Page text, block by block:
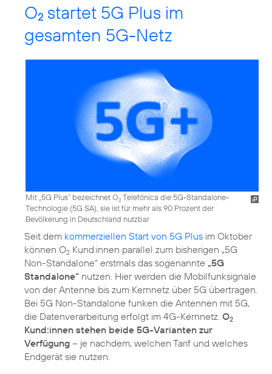
O2 startet 5G Plus im
gesamten 5G-Netz
Mit „5G Plus“ bezeichnet O2Telefónica die 5G-Standalone-
Technologie (5G SA), sie ist für mehr als 90 Prozent der
Bevölkerung in Deutschland nutzbar
Seit dem kommerziellen Start von 5G Plus im Oktober
können O2 Kund:innen parallel zum bisherigen „5G
Non-Standalone“ erstmals das sogenannte „5G
Standalone“ nutzen. Hier werden die Mobilfunksignale
von der Antenne bis zum Kernnetz über 5G übertragen.
Bei 5G Non-Standalone funken die Antennen mit 5G,
die Datenverarbeitung erfolgt im 4G-Kernnetz. O2
Kund:innen stehen beide 5G-Varianten zur
Verfügung – je nachdem, welchen Tarif und welches
Endgerät sie nutzen.